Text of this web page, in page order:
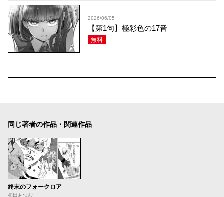
2026/06/05
【第1句】極彩色の17音
無料
同じ著者の作品・関連作品
終末のフォークロア
和田あつむ